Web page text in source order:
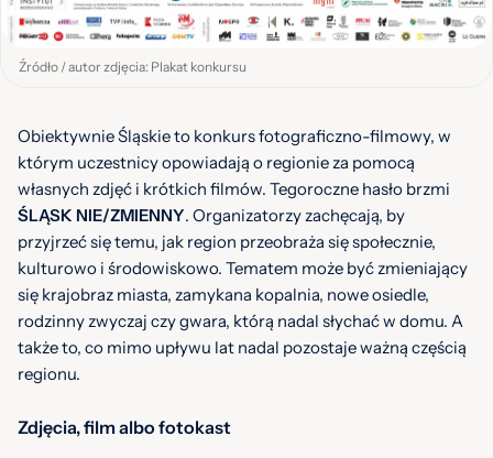
Źródło / autor zdjęcia: Plakat konkursu
Obiektywnie Śląskie to konkurs fotograficzno-filmowy, w
którym uczestnicy opowiadają o regionie za pomocą
własnych zdjęć i krótkich filmów. Tegoroczne hasło brzmi
ŚLĄSK NIE/ZMIENNY. Organizatorzy zachęcają, by
przyjrzeć się temu, jak region przeobraża się społecznie,
kulturowo i środowiskowo. Tematem może być zmieniający
się krajobraz miasta, zamykana kopalnia, nowe osiedle,
rodzinny zwyczaj czy gwara, którą nadal słychać w domu. A
także to, co mimo upływu lat nadal pozostaje ważną częścią
regionu.
Zdjęcia, film albo fotokast